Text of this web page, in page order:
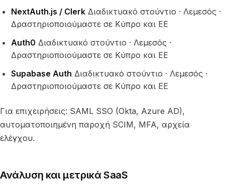
NextAuth.js / Clerk Διαδικτυακό στούντιο · Λεμεσός ·
Δραστηριοποιούμαστε σε Κύπρο και ΕΕ
Auth0 Διαδικτυακό στούντιο · Λεμεσός ·
Δραστηριοποιούμαστε σε Κύπρο και ΕΕ
Supabase Auth Διαδικτυακό στούντιο · Λεμεσός ·
Δραστηριοποιούμαστε σε Κύπρο και ΕΕ
Για επιχειρήσεις: SAML SSO (Okta, Azure AD),
αυτοματοποιημένη παροχή SCIM, MFA, αρχεία
ελέγχου.
Ανάλυση και μετρικά SaaS